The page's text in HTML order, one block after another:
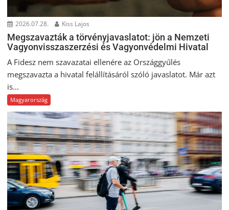
2026.07.28. Kiss Lajos
Megszavazták a törvényjavaslatot: jön a Nemzeti
Vagyonvisszaszerzési és Vagyonvédelmi Hivatal
A Fidesz nem szavazatai ellenére az Országgyűlés
megszavazta a hivatal felállításáról szóló javaslatot. Már azt
is...
Magyarország